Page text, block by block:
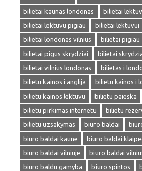
bilietai kaunas londonas
bilietai
bilietai lektuvu pigiau
bilietai lektuvui
bilietai londonas vilnius
bilietai pigiau
bilietai pigus skrydziai
bilietai
bilietai vilnius londonas
bilietas i
bilietu kainos i anglija
bilietu kainos i
bilietu kainos lektuvu
bilietu paieska
bilietu pirkimas internetu
bilietu
bilietu uzsakymas
biuro baldai
biuro baldai kaune
biuro baldai
biuro baldai vilniuje
biuro baldai
biuro baldu gamyba
biuro spintos